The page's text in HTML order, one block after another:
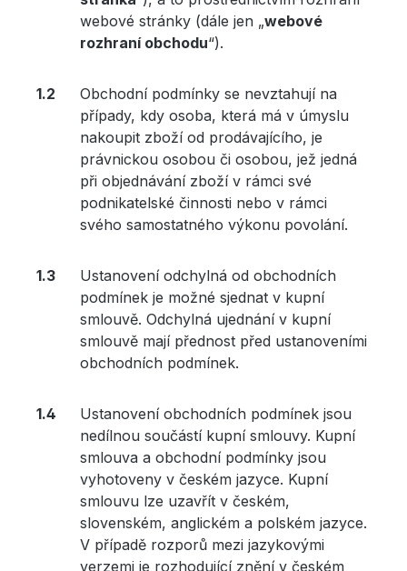
webové stránky (dále jen „webové
rozhraní obchodu“).
Obchodní podmínky se nevztahují na
případy, kdy osoba, která má v úmyslu
nakoupit zboží od prodávajícího, je
právnickou osobou či osobou, jež jedná
při objednávání zboží v rámci své
podnikatelské činnosti nebo v rámci
svého samostatného výkonu povolání.
Ustanovení odchylná od obchodních
podmínek je možné sjednat v kupní
smlouvě. Odchylná ujednání v kupní
smlouvě mají přednost před ustanoveními
obchodních podmínek.
Ustanovení obchodních podmínek jsou
nedílnou součástí kupní smlouvy. Kupní
smlouva a obchodní podmínky jsou
vyhotoveny v českém jazyce. Kupní
smlouvu lze uzavřít v českém,
slovenském, anglickém a polském jazyce.
V případě rozporů mezi jazykovými
verzemi je rozhodující znění v českém